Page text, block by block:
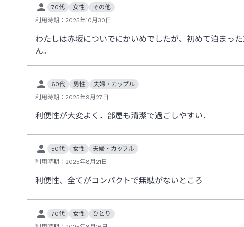
70代 女性
その他
利用時期： 2025年10月30日
わたしは赤坂についでにかいめでしたが、初めて泊まっ
ん。
60代 男性
夫婦・カップル
利用時期： 2025年9月27日
利便性が大変よく．部屋も清潔で過ごしやすい．
50代 女性
夫婦・カップル
利用時期： 2025年8月21日
利便性、全てがコンパクトで無駄がないところ
70代 女性
ひとり